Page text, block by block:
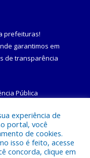
prefeituras!
garantimos em
de transparência
Pública
Municipal de
experiência de
portal, você
de cookies.
isso é feito, acesse
concorda, clique em